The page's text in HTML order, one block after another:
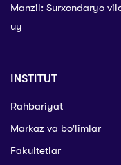
Manzil: Surxondaryo
uy
INSTITUT
Rahbariyat
Markaz va bo’limlar
Fakultetlar